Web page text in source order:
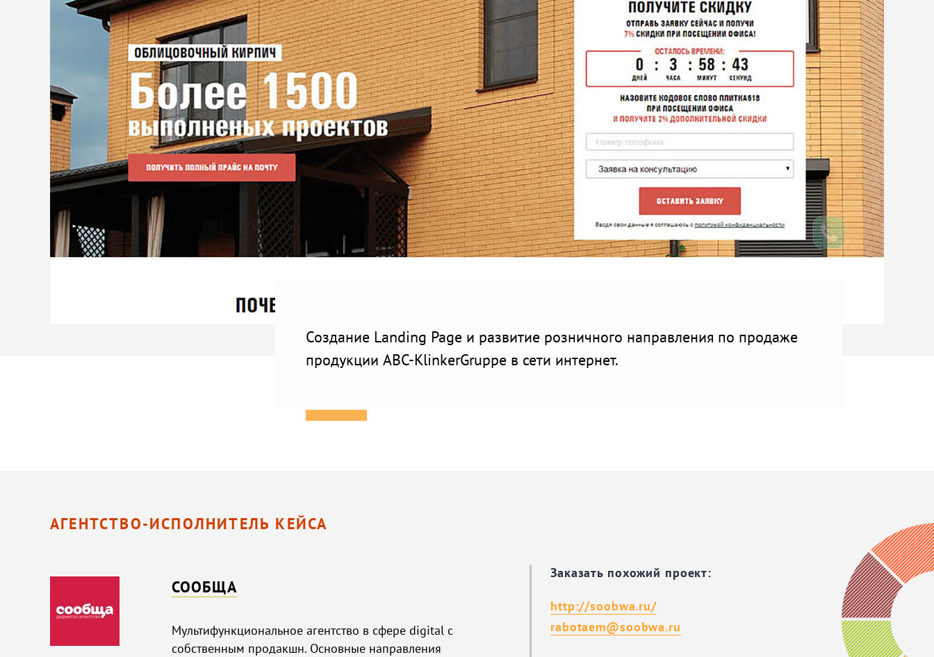
Создание Landing Page и развитие розничного направления по продаже
продукции ABC-KlinkerGruppe в сети интернет.
АГЕНТСТВО-ИСПОЛНИТЕЛЬ КЕЙСА
СООБЩА
Мультифункциональное агентство в сфере digital с
собственным продакшн. Основные направления
Заказать похожий проект:
http://soobwa.ru/
rabotaem@soobwa.ru